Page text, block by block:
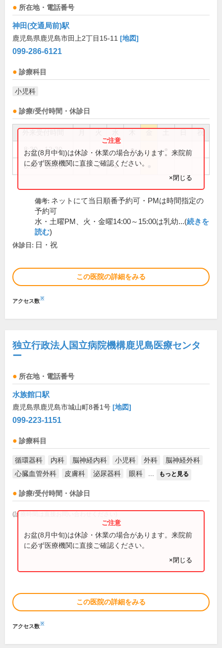
所在地・電話番号
神田(交通局前)駅
鹿児島県鹿児島市田上2丁目15-11 [地図]
099-286-6121
診療科目
小児科
診療/受付時間・休診日
祝
8:30～12:30 ●
8:30～18:30 ● ● ●
お盆(8月中旬)は休診・休業の場合があります。来院前
に必ず医療機関に直接ご確認ください。
×閉じる
備考: ネットにて当日順番予約可・PMは時間指定の
予約可
水・土曜PM、火・金曜14:00～15:00は乳幼...(続きを
読む)
休診日: 日・祝
この医院の詳細をみる
アクセス数※
独立行政法人国立病院機構鹿児島医療センタ
ー
所在地・電話番号
水族館口駅
鹿児島県鹿児島市城山町8番1号 [地図]
099-223-1151
診療科目
循環器科 内科 脳神経内科 小児科 外科
脳神経外科
心臓血管外科
皮膚科 泌尿器科 眼科 もっと見る
診療/受付時間・休診日
(診療時間は直接お問い合わせください)
お盆(8月中旬)は休診・休業の場合があります。来院前
に必ず医療機関に直接ご確認ください。
×閉じる
この医院の詳細をみる
アクセス数※